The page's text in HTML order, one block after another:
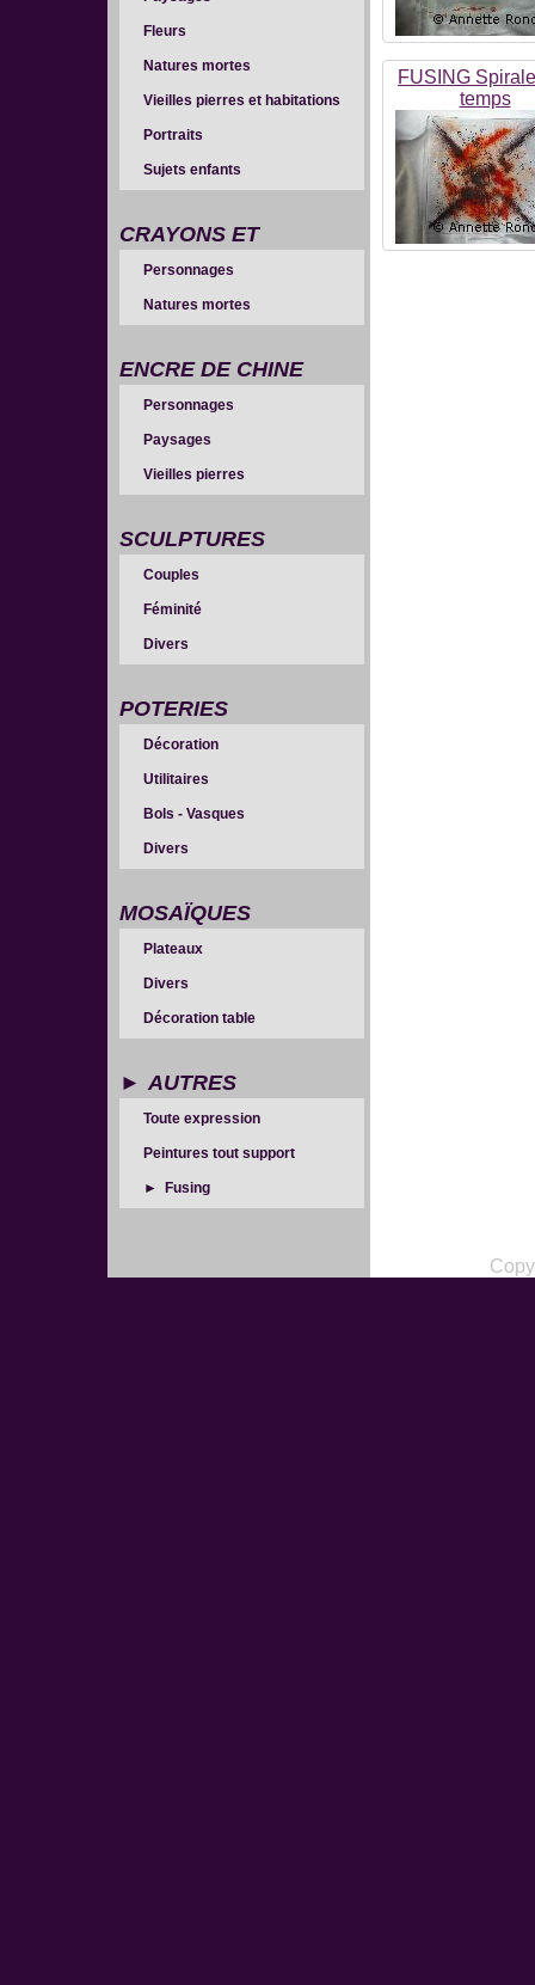
Fleurs
Natures mortes
Vieilles pierres et habitations
Portraits
Sujets enfants
CRAYONS ET
SANGUINES
Personnages
Natures mortes
ENCRE DE CHINE
Personnages
Paysages
Vieilles pierres
SCULPTURES
Couples
Féminité
Divers
POTERIES
Décoration
Utilitaires
Bols - Vasques
Divers
MOSAÏQUES
Plateaux
Divers
Décoration table
AUTRES
CRÉATIONS
Toute expression
Peintures tout support
Fusing
FUSING
temps